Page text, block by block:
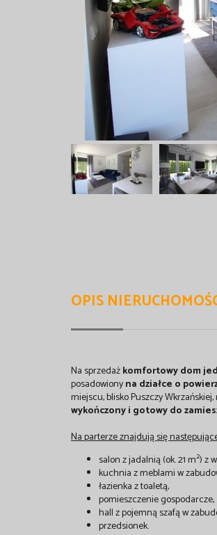
OPIS
Na sprzedażkomfortowy dom
posadowionyna działce o
miejscu, blisko Puszczy
wykończony i gotowy do
Na parterze znajdują się
salon z jadalnią (ok. 21 m2) z
kuchnia z meblami w
łazienka z toaletą,
pomieszczenie gospodarcze,
hall z pojemną szafą w
przedsionek.